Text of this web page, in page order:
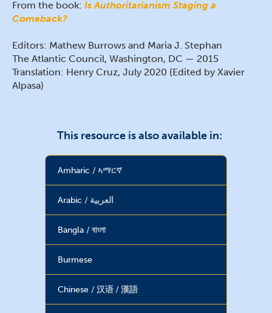
From the book: Is Authoritarianism Staging a
Comeback?
Editors: Mathew Burrows and Maria J. Stephan
The Atlantic Council, Washington, DC — 2015
Translation: Henry Cruz, July 2020 (Edited by Xavier
Alpasa)
This resource is also available in:
Amharic ኣማርኛ
Arabic العربية
Bangla বাংলা
Burmese
Chinese 汉语 / 漢語